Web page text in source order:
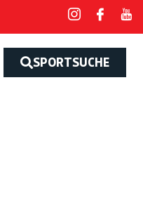
SPORTSUCHE